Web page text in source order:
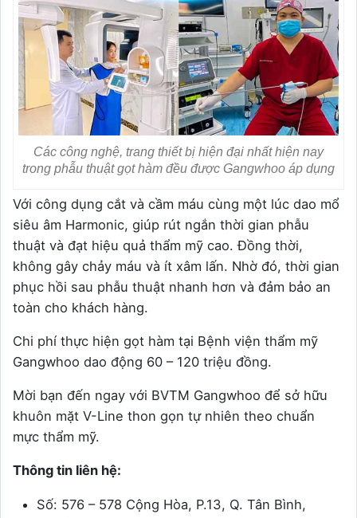
Các công nghệ, trang thiết bị hiện đại nhất hiện nay
trong phẫu thuật gọt hàm đều được Gangwhoo áp dụng
Với công dụng cắt và cầm máu cùng một lúc dao mổ
siêu âm Harmonic, giúp rút ngắn thời gian phẫu
thuật và đạt hiệu quả thẩm mỹ cao. Đồng thời,
không gây chảy máu và ít xâm lấn. Nhờ đó, thời gian
phục hồi sau phẫu thuật nhanh hơn và đảm bảo an
toàn cho khách hàng.
Chi phí thực hiện gọt hàm tại Bệnh viện thẩm mỹ
Gangwhoo dao động 60 – 120 triệu đồng.
Mời bạn đến ngay với BVTM Gangwhoo để sở hữu
khuôn mặt V-Line thon gọn tự nhiên theo chuẩn
mực thẩm mỹ.
Thông tin liên hệ:
Số: 576 – 578 Cộng Hòa, P.13, Q. Tân Bình,